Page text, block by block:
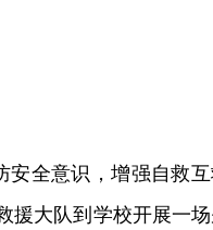
安全意识，增强自救
援大队到学校开展一